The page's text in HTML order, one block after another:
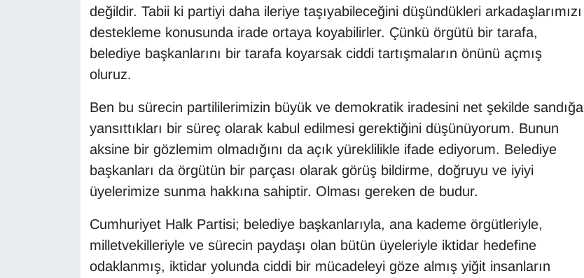
değildir. Tabii ki partiyi daha ileriye taşıyabileceğini düşündükleri arkadaşlarımızı
destekleme konusunda irade ortaya koyabilirler. Çünkü örgütü bir tarafa,
belediye başkanlarını bir tarafa koyarsak ciddi tartışmaların önünü açmış
oluruz.
Ben bu sürecin partililerimizin büyük ve demokratik iradesini net şekilde sandığa
yansıttıkları bir süreç olarak kabul edilmesi gerektiğini düşünüyorum. Bunun
aksine bir gözlemim olmadığını da açık yüreklilikle ifade ediyorum. Belediye
başkanları da örgütün bir parçası olarak görüş bildirme, doğruyu ve iyiyi
üyelerimize sunma hakkına sahiptir. Olması gereken de budur.
Cumhuriyet Halk Partisi; belediye başkanlarıyla, ana kademe örgütleriyle,
milletvekilleriyle ve sürecin paydaşı olan bütün üyeleriyle iktidar hedefine
odaklanmış, iktidar yolunda ciddi bir mücadeleyi göze almış yiğit insanların